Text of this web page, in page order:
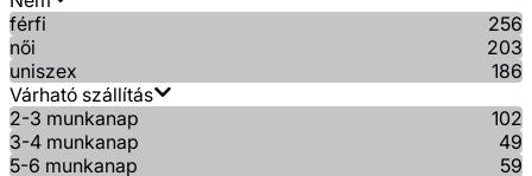
férfi
256
női
203
uniszex
186
Várható szállítás
2-3 munkanap
102
3-4 munkanap
49
5-6 munkanap
59